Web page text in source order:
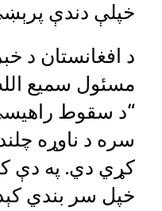
خپلې دندې
د افغانستان د
مسئول سمیع
“د سقوط راهیسې
کړي دي. په دې
خپل سر بندي